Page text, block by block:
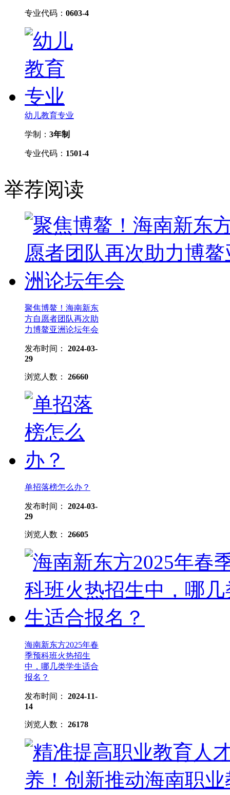
专业代码： 0603-4
幼儿教育专业
学制： 3年制
专业代码： 1501-4
举荐阅读
聚焦博鳌！海南新东
方自愿者团队再次助
力博鳌亚洲论坛年会
发布时间： 2024-03-
29
浏览人数： 26660
单招落榜怎么办？
发布时间： 2024-03-
29
浏览人数： 26605
海南新东方2025年春
季预科班火热招生
中，哪几类学生适合
报名？
发布时间： 2024-11-
14
浏览人数： 26178